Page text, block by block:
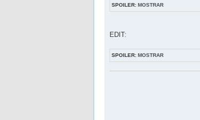
SPOILER: MOSTRAR
EDIT:
SPOILER: MOSTRAR